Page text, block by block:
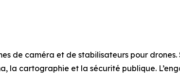
de caméra et de stabilisateurs pour
la cartographie et la sécurité publique.